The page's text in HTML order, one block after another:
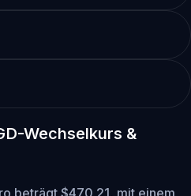
Wechselkurs &
beträgt $470.21, mit einem